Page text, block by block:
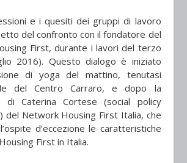
e i quesiti dei gruppi di lavoro
del confronto con il fondatore del
First, durante i lavori del terzo
2016). Questo dialogo è iniziato
di yoga del mattino, tenutasi
del Centro Carraro, e dopo la
di Caterina Cortese (social policy
del Network Housing First Italia, che
d’eccezione le caratteristiche
First in Italia.